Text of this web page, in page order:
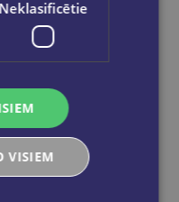
darba dienās.
apstrādāti un
no €40.00.
GLOBUSS
laikā, kad
saņemsi
Neklasificētie
VISIEM